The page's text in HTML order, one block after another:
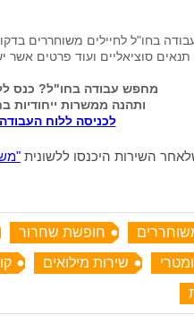
בחו"ל לחיילים משוחררים
סוציאליים ועוד פרטים אשר
מחפש עבודה בחו"ל? כנס
ותהנה ממשרות ייחודיות
לכניסה ללוח
השירות היכנסו ללשונית
חופשת שחרור
שירות מילואים